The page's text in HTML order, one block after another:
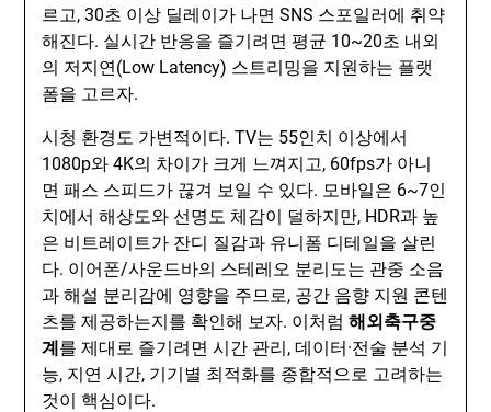
르고, 30초 이상 딜레이가 나면 SNS 스포일러에 취약
해진다. 실시간 반응을 즐기려면 평균 10~20초 내외
의 저지연(Low Latency) 스트리밍을 지원하는 플랫
폼을 고르자.
시청 환경도 가변적이다. TV는 55인치 이상에서
1080p와 4K의 차이가 크게 느껴지고, 60fps가 아니
면 패스 스피드가 끊겨 보일 수 있다. 모바일은 6~7인
치에서 해상도와 선명도 체감이 덜하지만, HDR과 높
은 비트레이트가 잔디 질감과 유니폼 디테일을 살린
다. 이어폰/사운드바의 스테레오 분리도는 관중 소음
과 해설 분리감에 영향을 주므로, 공간 음향 지원 콘텐
츠를 제공하는지를 확인해 보자. 이처럼해외축구중
계를 제대로 즐기려면 시간 관리, 데이터·전술 분석 기
능, 지연 시간, 기기별 최적화를 종합적으로 고려하는
것이 핵심이다.